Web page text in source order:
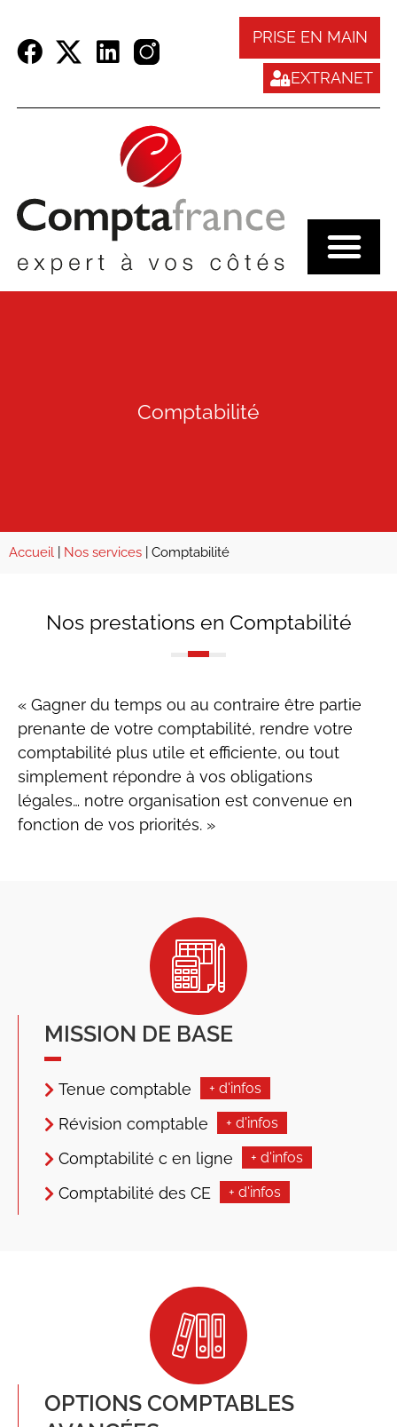
PRISE EN MAIN
EXTRANET
Comptabilité
Accueil Nos services Comptabilité
Nos prestations en Comptabilité
« Gagner du temps ou au contraire être partie
prenante de votre comptabilité, rendre votre
comptabilité plus utile et efficiente, ou tout
simplement répondre à vos obligations
légales… notre organisation est convenue en
fonction de vos priorités. »
MISSION DE BASE
Tenue comptable + d'infos
Révision comptable + d'infos
Comptabilité c en ligne + d'infos
Comptabilité des CE + d'infos
OPTIONS COMPTABLES